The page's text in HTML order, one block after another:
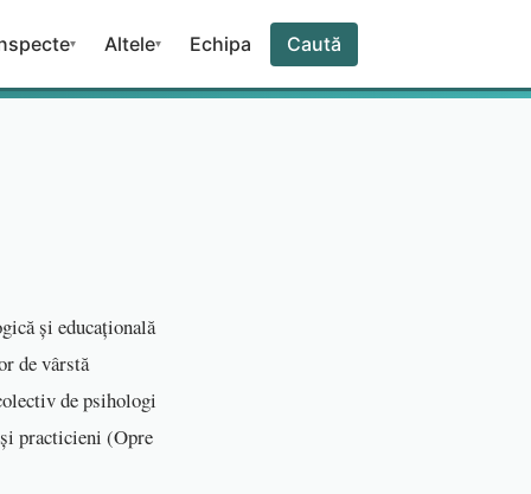
▾ Altele▾ Echipa Caută
și educațională
de vârstă
de psihologi
practicieni (Opre